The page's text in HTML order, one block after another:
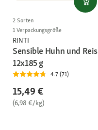
2 Sorten
1 Verpackungsgröße
RINTI
Sensible Huhn und Reis
12x185 g
4.7 (71)
15,49 €
(6,98 €/kg)